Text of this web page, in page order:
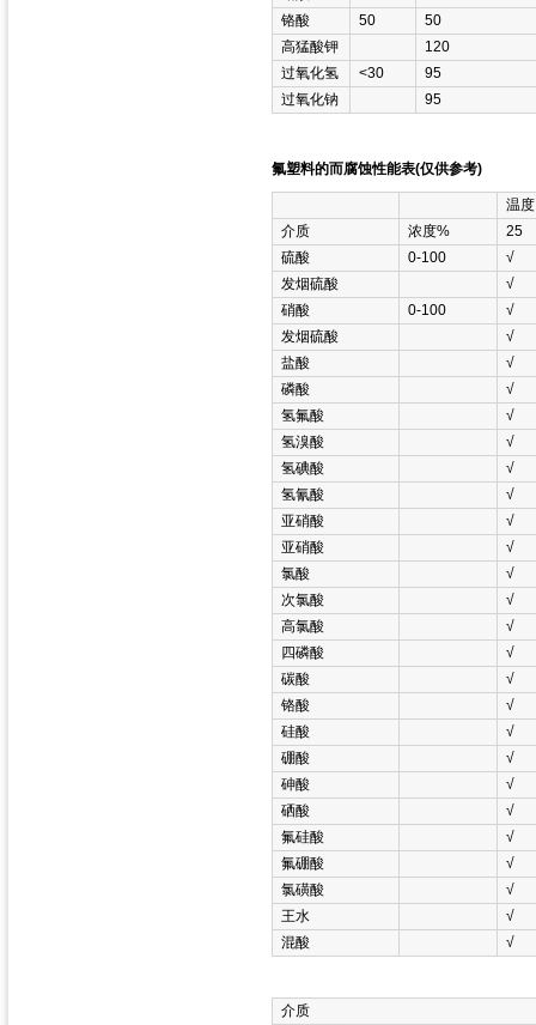
铬酸
50
50
高猛酸钾
120
过氧化氢
<30
95
过氧化钠
95
氟塑料的而腐蚀性能表(仅供参考)
温
介质
浓度%
25
硫酸
0-100
√
发烟硫酸
√
硝酸
0-100
√
发烟硫酸
√
盐酸
√
磷酸
√
氢氟酸
√
氢溴酸
√
氢碘酸
√
氢氰酸
√
亚硝酸
√
亚硝酸
√
氯酸
√
次氯酸
√
高氯酸
√
四磷酸
√
碳酸
√
铬酸
√
硅酸
√
硼酸
√
砷酸
√
硒酸
√
氟硅酸
√
氟硼酸
√
氯磺酸
√
王水
√
混酸
√
介质